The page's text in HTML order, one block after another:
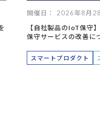
開催日： 2026年8月
【自社製品のIoT保守
保守サービスの改善に
スマートプロダクト